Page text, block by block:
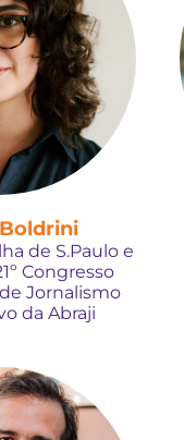
de S.Paulo e
Congresso
Jornalismo
da Abraji